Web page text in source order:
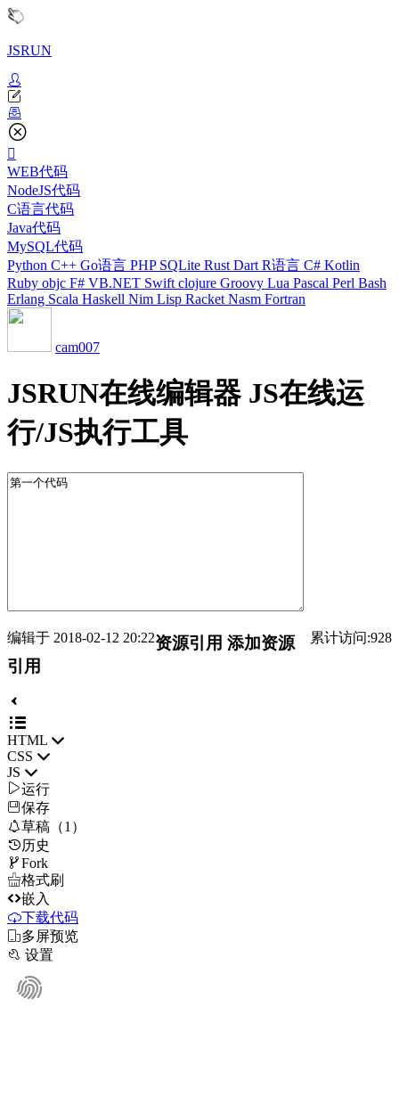
JSRUN
WEB代码
NodeJS代码
C语言代码
Java代码
MySQL代码
Python C++ Go语言 PHP SQLite Rust Dart R语言 C# Kotlin
Ruby objc F# VB.NET Swift clojure Groovy Lua Pascal Perl Bash
Erlang Scala Haskell Nim Lisp Racket Nasm Fortran
cam007
JSRUN在线编辑器 JS在线运
行/JS执行工具
编辑于 2018-02-12 20:22 累计访问:928
资源引用 添加资源
引用
HTML
CSS
JS
运行
保存
草稿（1）
历史
Fork
格式刷
嵌入
下载代码
多屏预览
 设置